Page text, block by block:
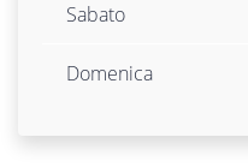
Sabato
Domenica